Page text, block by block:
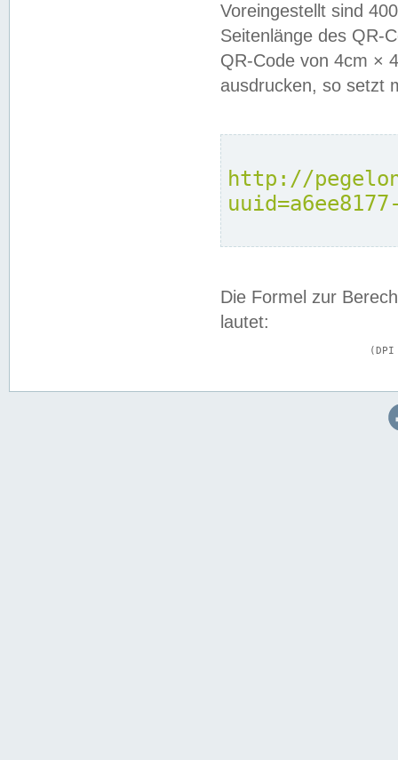
Voreingestellt sind
Seitenlänge des QR-
QR-Code von 4cm ×
ausdrucken, so setzt
http://
Die Formel zur
lautet: